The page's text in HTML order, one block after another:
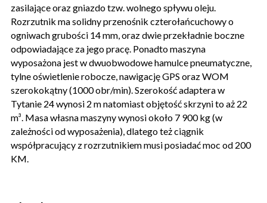
zasilające oraz gniazdo tzw. wolnego spływu oleju.
Rozrzutnik ma solidny przenośnik czterołańcuchowy o
ogniwach grubości 14 mm, oraz dwie przekładnie boczne
odpowiadające za jego pracę. Ponadto maszyna
wyposażona jest w dwuobwodowe hamulce pneumatyczne,
tylne oświetlenie robocze, nawigację GPS oraz WOM
szerokokątny (1000 obr/min). Szerokość adaptera w
Tytanie 24 wynosi 2 m natomiast objętość skrzyni to aż 22
m³. Masa własna maszyny wynosi około 7 900 kg (w
zależności od wyposażenia), dlatego też ciągnik
współpracujący z rozrzutnikiem musi posiadać moc od 200
KM.